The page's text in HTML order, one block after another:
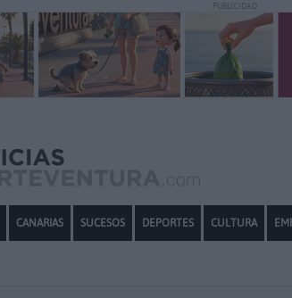
PUBLICIDAD
CANARIAS SUCESOS DEPORTES CULTURA